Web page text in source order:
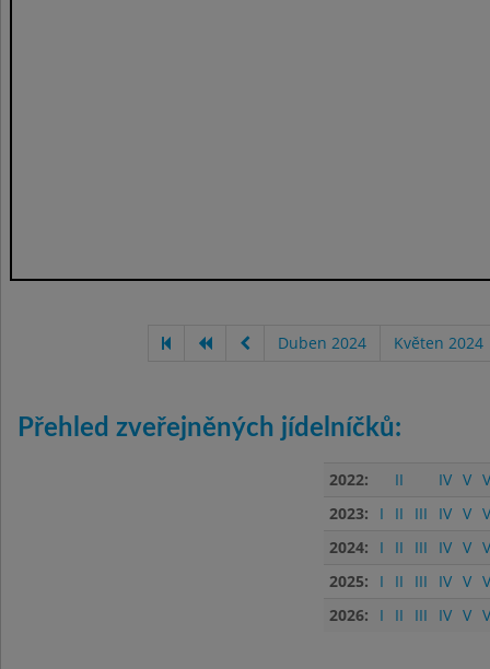
Duben 2024 Květen 2024
Přehled zveřejněných jídelníčků:
2022: II IV V
2023:
I II III IV V
2024:
I II III IV V
2025:
I II III IV V
2026:
I II III IV V